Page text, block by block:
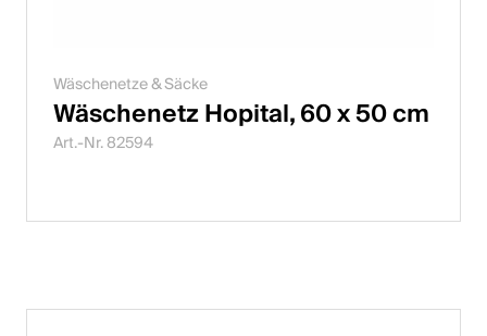
Wäschenetze & Säcke
Wäschenetz Hopital, 60 x 50 cm
Art.-Nr. 82594